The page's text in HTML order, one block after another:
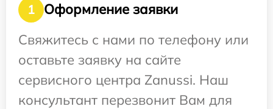
1
Оформление заявки
Свяжитесь с нами по телефону или
оставьте заявку на сайте
сервисного центра Zanussi. Наш
консультант перезвонит Вам для